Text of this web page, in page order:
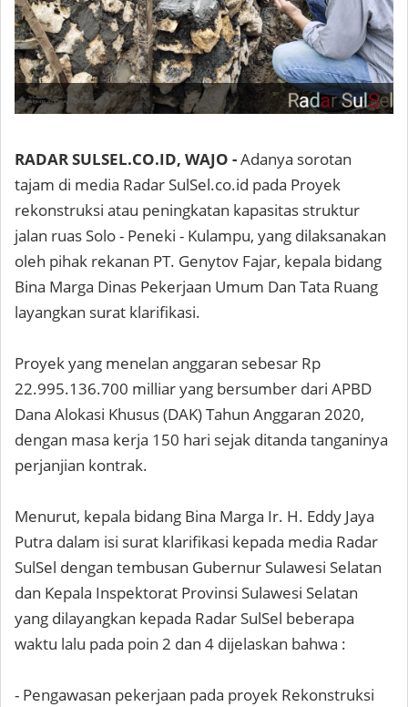
RADAR SULSEL.CO.ID, WAJO -Adanya sorotan
tajam di media Radar SulSel.co.id pada Proyek
rekonstruksi atau peningkatan kapasitas struktur
jalan ruas Solo - Peneki - Kulampu, yang dilaksanakan
oleh pihak rekanan PT. Genytov Fajar, kepala bidang
Bina Marga Dinas Pekerjaan Umum Dan Tata Ruang
layangkan surat klarifikasi.
Proyek yang menelan anggaran sebesar Rp
22.995.136.700 milliar yang bersumber dari APBD
Dana Alokasi Khusus (DAK) Tahun Anggaran 2020,
dengan masa kerja 150 hari sejak ditanda tanganinya
perjanjian kontrak.
Menurut, kepala bidang Bina Marga Ir. H. Eddy Jaya
Putra dalam isi surat klarifikasi kepada media Radar
SulSel dengan tembusan Gubernur Sulawesi Selatan
dan Kepala Inspektorat Provinsi Sulawesi Selatan
yang dilayangkan kepada Radar SulSel beberapa
waktu lalu pada poin 2 dan 4 dijelaskan bahwa :
- Pengawasan pekerjaan pada proyek Rekonstruksi